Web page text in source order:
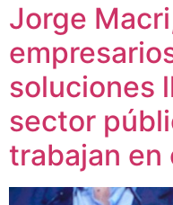
Jorge
soluciones
sector
trabajan en